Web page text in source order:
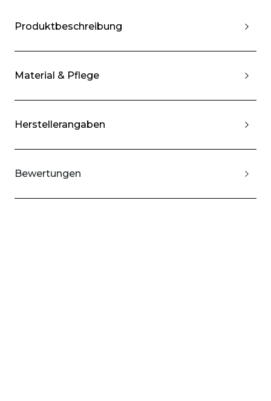
Produktbeschreibung
Material & Pflege
Herstellerangaben
Bewertungen